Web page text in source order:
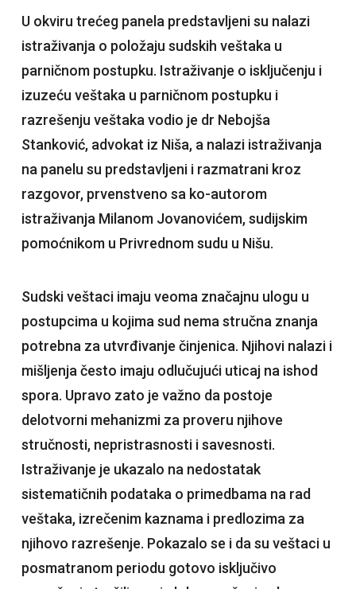
U okviru trećeg panela predstavljeni su nalazi
istraživanja o položaju sudskih veštaka u
parničnom postupku. Istraživanje o isključenju i
izuzeću veštaka u parničnom postupku i
razrešenju veštaka vodio je dr Nebojša
Stanković, advokat iz Niša, a nalazi istraživanja
na panelu su predstavljeni i razmatrani kroz
razgovor, prvenstveno sa ko-autorom
istraživanja Milanom Jovanovićem, sudijskim
pomoćnikom u Privrednom sudu u Nišu.
Sudski veštaci imaju veoma značajnu ulogu u
postupcima u kojima sud nema stručna znanja
potrebna za utvrđivanje činjenica. Njihovi nalazi i
mišljenja često imaju odlučujući uticaj na ishod
spora. Upravo zato je važno da postoje
delotvorni mehanizmi za proveru njihove
stručnosti, nepristrasnosti i savesnosti.
Istraživanje je ukazalo na nedostatak
sistematičnih podataka o primedbama na rad
veštaka, izrečenim kaznama i predlozima za
njihovo razrešenje. Pokazalo se i da su veštaci u
posmatranom periodu gotovo isključivo